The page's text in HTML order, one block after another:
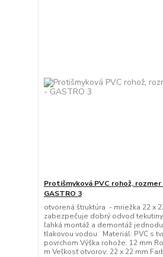
Protišmyková PVC rohož, rozmer
GASTRO 3
otvorená štruktúra - mriežka 22 x
zabezpečuje dobrý odvod
ľahká montáž a demontáž
tlakovou vodou Materiál: PVC s
povrchom Výška rohože: 12 mm
m Veľkosť otvorov: 22 x 22 mm